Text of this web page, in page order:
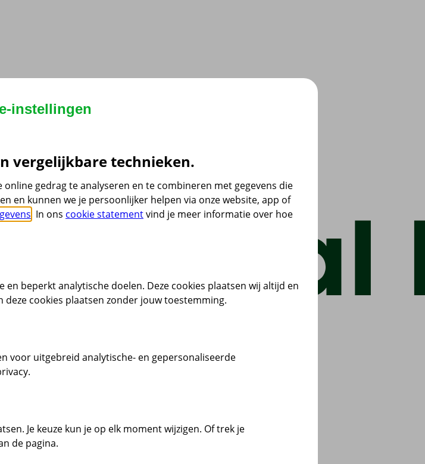
instellingen
vergelijkbare technieken.
gedrag te analyseren en te combineren met gegevens die
en kunnen we je persoonlijker helpen via onze website, app of
. In ons cookie statementvind je meer informatie over hoe
beperkt analytische doelen. Deze cookies plaatsen wij altijd en
cookies plaatsen zonder jouw toestemming.
voor uitgebreid analytische- en gepersonaliseerde
Je keuze kun je op elk moment wijzigen. Of trek je
de pagina.